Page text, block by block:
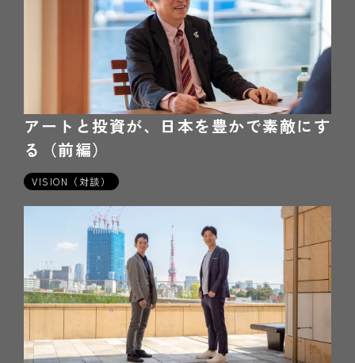
アートと投資が、日本を豊かで素敵にす
る（前編）
VISION（対談）